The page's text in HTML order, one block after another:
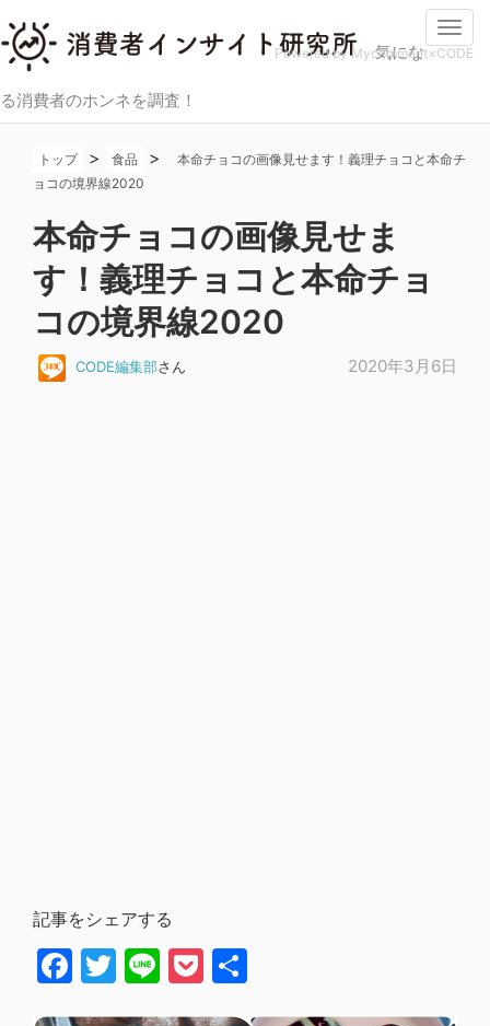
気にな
る消費者のホンネを調査！
Powered by Mycomment×CODE
トップ > 食品 >
本命チョコの画像見せます！義理チョコと本命チ
ョコの境界線2020
本命チョコの画像見せま
す！義理チョコと本命チョ
コの境界線2020
CODE編集部さん 2020年3月6日
記事をシェアする
Facebook
Twitter
LinePocket